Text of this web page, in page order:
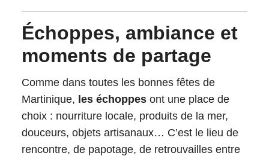
Échoppes, ambiance et
moments de partage
Comme dans toutes les bonnes fêtes de
Martinique, les échoppes ont une place de
choix : nourriture locale, produits de la mer,
douceurs, objets artisanaux… C’est le lieu de
rencontre, de papotage, de retrouvailles entre